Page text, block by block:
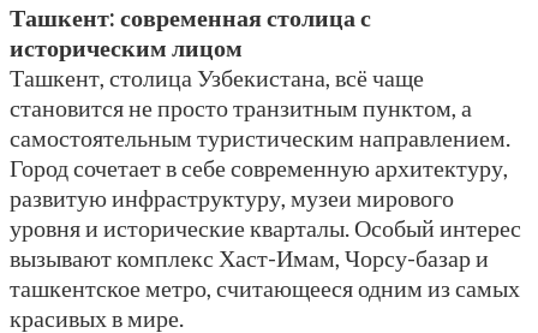
Ташкент: современная столица с
историческим лицом
Ташкент, столица Узбекистана, всё чаще
становится не просто транзитным пунктом, а
самостоятельным туристическим направлением.
Город сочетает в себе современную архитектуру,
развитую инфраструктуру, музеи мирового
уровня и исторические кварталы. Особый интерес
вызывают комплекс Хаст-Имам, Чорсу-базар и
ташкентское метро, считающееся одним из самых
красивых в мире.